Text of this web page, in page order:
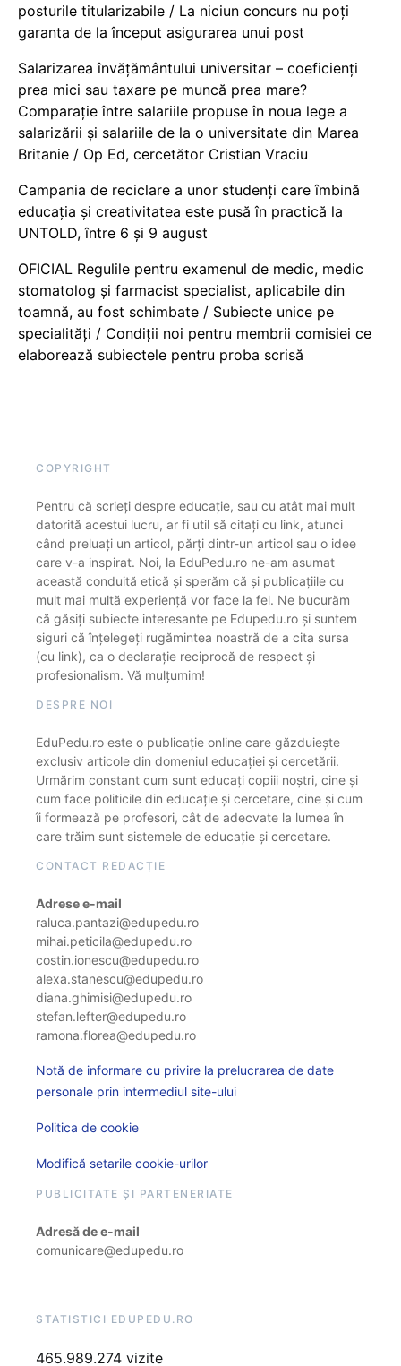
posturile titularizabile / La niciun concurs nu poți
garanta de la început asigurarea unui post
Salarizarea învățământului universitar – coeficienți
prea mici sau taxare pe muncă prea mare?
Comparație între salariile propuse în noua lege a
salarizării și salariile de la o universitate din Marea
Britanie / Op Ed, cercetător Cristian Vraciu
Campania de reciclare a unor studenți care îmbină
educația și creativitatea este pusă în practică la
UNTOLD, între 6 și 9 august
OFICIAL Regulile pentru examenul de medic, medic
stomatolog și farmacist specialist, aplicabile din
toamnă, au fost schimbate / Subiecte unice pe
specialități / Condiții noi pentru membrii comisiei ce
elaborează subiectele pentru proba scrisă
COPYRIGHT
Pentru că scrieți despre educație, sau cu atât mai mult
datorită acestui lucru, ar fi util să citați cu link, atunci
când preluați un articol, părți dintr-un articol sau o idee
care v-a inspirat. Noi, la EduPedu.ro ne-am asumat
această conduită etică și sperăm că și publicațiile cu
mult mai multă experiență vor face la fel. Ne bucurăm
că găsiți subiecte interesante pe Edupedu.ro și suntem
siguri că înțelegeți rugămintea noastră de a cita sursa
(cu link), ca o declarație reciprocă de respect și
profesionalism. Vă mulțumim!
DESPRE NOI
EduPedu.ro este o publicație online care găzduiește
exclusiv articole din domeniul educației și cercetării.
Urmărim constant cum sunt educați copiii noștri, cine și
cum face politicile din educație și cercetare, cine și cum
îi formează pe profesori, cât de adecvate la lumea în
care trăim sunt sistemele de educație și cercetare.
CONTACT REDACȚIE
Adrese e-mail
raluca.pantazi@edupedu.ro
mihai.peticila@edupedu.ro
costin.ionescu@edupedu.ro
alexa.stanescu@edupedu.ro
diana.ghimisi@edupedu.ro
stefan.lefter@edupedu.ro
ramona.florea@edupedu.ro
Notă de informare cu privire la prelucrarea de date
personale prin intermediul site-ului
Politica de cookie
Modifică setarile cookie-urilor
PUBLICITATE ȘI PARTENERIATE
Adresă de e-mail
comunicare@edupedu.ro
STATISTICI EDUPEDU.RO
465.989.274 vizite